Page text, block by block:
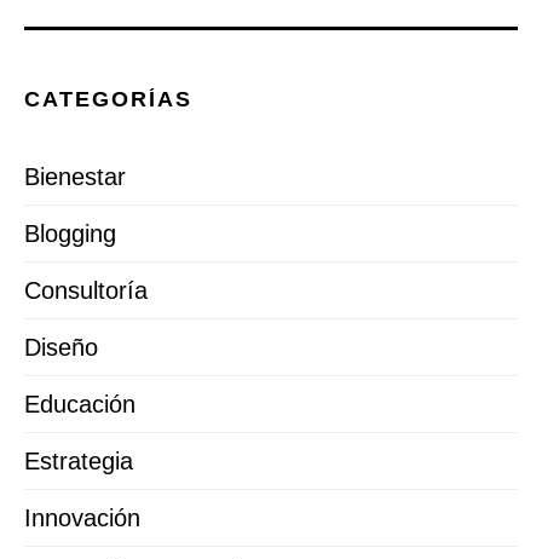
CATEGORÍAS
Bienestar
Blogging
Consultoría
Diseño
Educación
Estrategia
Innovación